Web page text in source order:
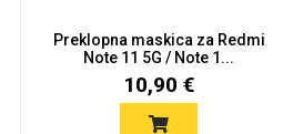
Preklopna maskica za Redmi
Note 11 5G / Note 1...
10,90 €